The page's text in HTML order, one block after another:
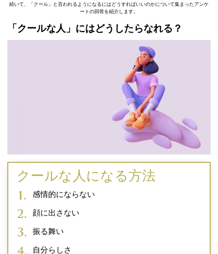
続いて、「クール」と言われるようになるにはどうすればいいのかについて集まったアンケ
ートの回答を紹介します。
「クールな人」にはどうしたらなれる？
クールな人になる方法
感情的にならない
顔に出さない
振る舞い
自分らしさ